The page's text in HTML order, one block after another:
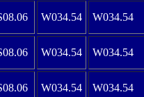
W034.54 W034.54
W034.54 W034.54
W034.54 W034.54